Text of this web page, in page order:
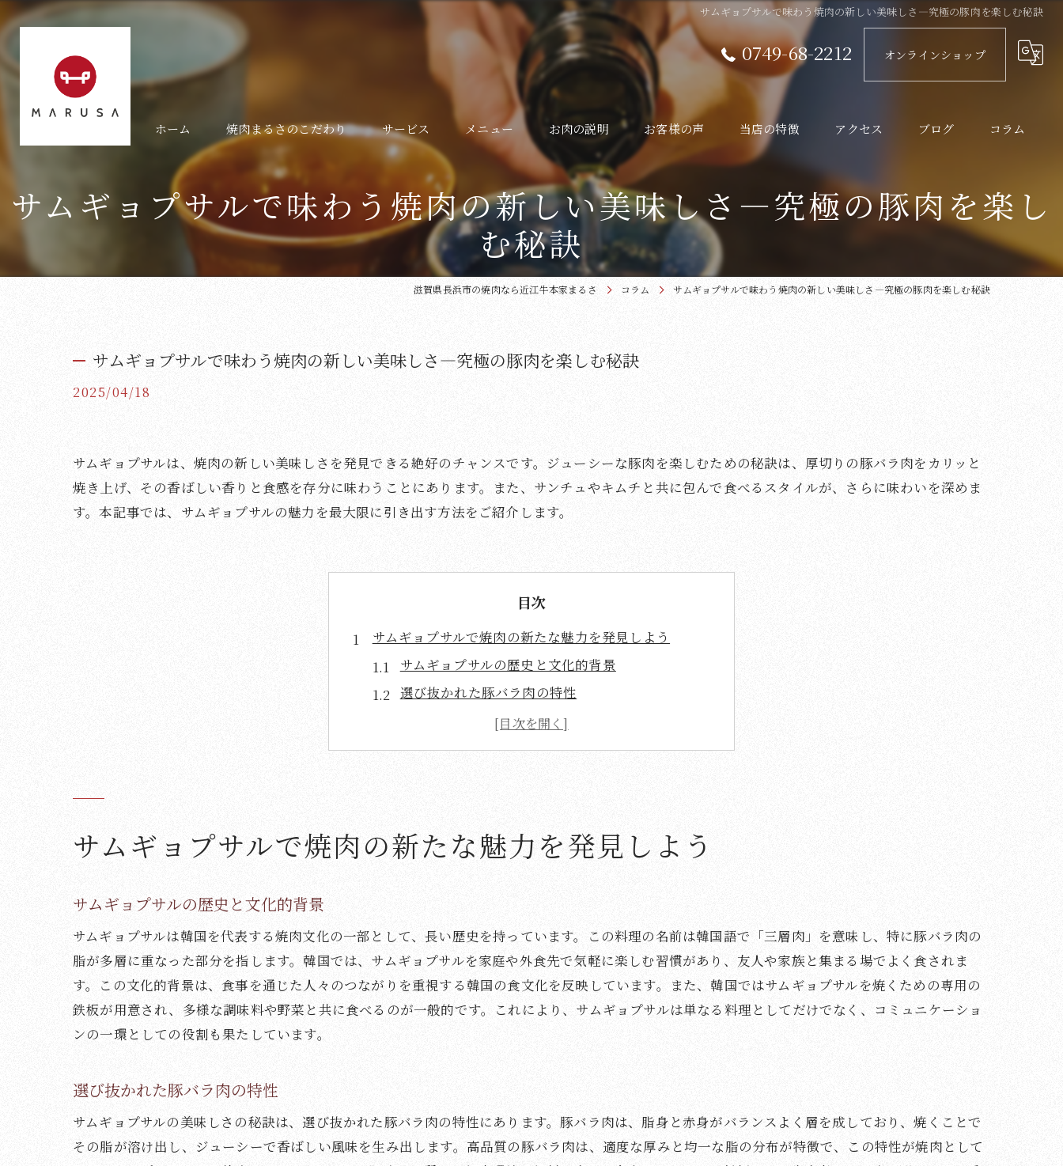
サムギョプサルで味わう焼肉の新しい美味しさ—究極の豚肉を楽しむ秘訣
0749-68-2212 オンラインショップ
ホーム 焼肉まるさのこだわり サービス
よくある質問
ギャラリー
メニュー お肉の説明 お客様の声 当店の特徴
炭火
アクセス ブログ コラム
サムギョプサルで味わう焼肉の新しい美味しさ—究極の豚肉を楽し
む秘訣
滋賀県長浜市の焼肉なら近江牛本家まるさ コラム サムギョプサルで味わう焼肉の新しい美味しさ—究極の豚肉を楽しむ秘訣
サムギョプサルで味わう焼肉の新しい美味しさ—究極の豚肉を楽しむ秘訣
2025/04/18
サムギョプサルは、焼肉の新しい美味しさを発見できる絶好のチャンスです。ジューシーな豚肉を楽しむための秘訣は、厚切りの豚バラ肉をカリッと
焼き上げ、その香ばしい香りと食感を存分に味わうことにあります。また、サンチュやキムチと共に包んで食べるスタイルが、さらに味わいを深めま
す。本記事では、サムギョプサルの魅力を最大限に引き出す方法をご紹介します。
目次
サムギョプサルで焼肉の新たな魅力を発見しよう
サムギョプサルの歴史と文化的背景
選び抜かれた豚バラ肉の特性
サムギョプサルに最適な焼き方を学ぶ
サンチュとキムチの完璧な組み合わせ
焼肉の定番を超えたサムギョプサルの楽しみ方
サムギョプサルを楽しむための準備
友人や家族と楽しむサムギョプサルの集い
焼肉の時間を豊かにするサムギョプサル
サムギョプサルのバリエーションを試す
豚肉の栄養価と健康効果
サムギョプサルで焼肉の新たな魅力を発見しよう
サムギョプサルの歴史と文化的背景
サムギョプサルは韓国を代表する焼肉文化の一部として、長い歴史を持っています。この料理の名前は韓国語で「三層肉」を意味し、特に豚バラ肉の
脂が多層に重なった部分を指します。韓国では、サムギョプサルを家庭や外食先で気軽に楽しむ習慣があり、友人や家族と集まる場でよく食されま
す。この文化的背景は、食事を通じた人々のつながりを重視する韓国の食文化を反映しています。また、韓国ではサムギョプサルを焼くための専用の
鉄板が用意され、多様な調味料や野菜と共に食べるのが一般的です。これにより、サムギョプサルは単なる料理としてだけでなく、コミュニケーショ
ンの一環としての役割も果たしています。
選び抜かれた豚バラ肉の特性
サムギョプサルの美味しさの秘訣は、選び抜かれた豚バラ肉の特性にあります。豚バラ肉は、脂身と赤身がバランスよく層を成しており、焼くことで
その脂が溶け出し、ジューシーで香ばしい風味を生み出します。高品質の豚バラ肉は、適度な厚みと均一な脂の分布が特徴で、この特性が焼肉として